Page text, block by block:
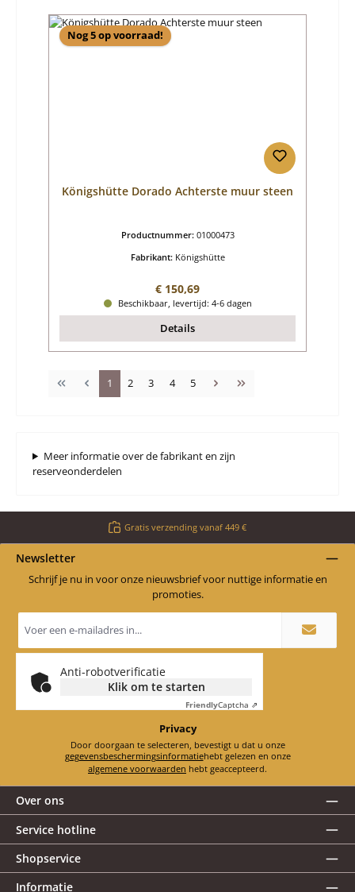
Nog 5 op voorraad!
Königshütte Dorado Achterste muur steen
Productnummer: 01000473
Fabrikant: Königshütte
Normale prijs:
€ 150,69
Beschikbaar, levertijd: 4-6 dagen
Details
Pagina
1 Pagina
2 Pagina
3 Pagina
4 Pagina
5
Meer informatie over de fabrikant en zijn
reserveonderdelen
Gratis verzending vanaf 449 €
Newsletter
Schrijf je nu in voor onze nieuwsbrief voor nuttige informatie en
promoties.
mailadres
Anti-robotverificatie
Klik om te starten
FriendlyCaptcha ⇗
Privacy
Door doorgaan te selecteren, bevestigt u dat u onze
gegevensbeschermingsinformatie
hebt gelezen en onze
algemene voorwaarden hebt geaccepteerd.
Over ons
Service hotline
Shopservice
Informatie